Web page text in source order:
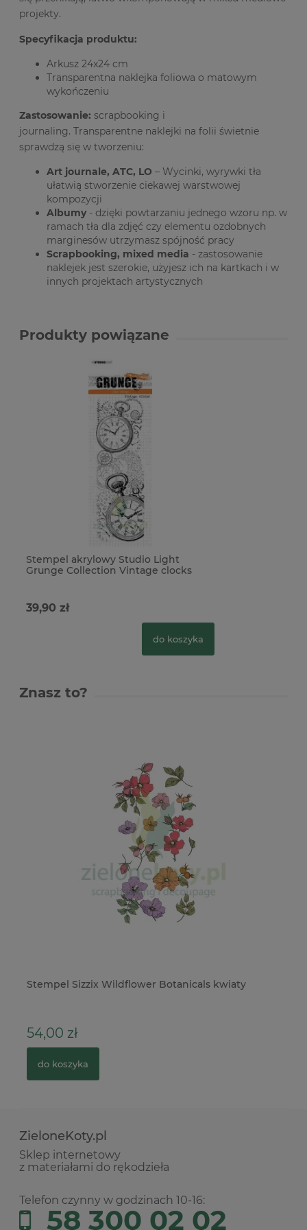
projekty.
Specyfikacja produktu:
Arkusz 24x24 cm
Transparentna naklejka foliowa o matowym
wykończeniu
Zastosowanie: scrapbooking i
journaling. Transparentne naklejki na folii świetnie
sprawdzą się w tworzeniu:
Art journale, ATC, LO – Wycinki, wyrywki tła
ułatwią stworzenie ciekawej warstwowej
kompozycji
Albumy - dzięki powtarzaniu jednego wzoru np. w
ramach tła dla zdjęć czy elementu ozdobnych
marginesów utrzymasz spójność pracy
Scrapbooking, mixed media - zastosowanie
naklejek jest szerokie, użyjesz ich na kartkach i w
innych projektach artystycznych
Produkty powiązane
Stempel akrylowy Studio Light
Grunge Collection Vintage clocks
39,90 zł
do koszyka
Znasz to?
Stempel Sizzix Wildflower Botanicals kwiaty
54,00 zł
do koszyka
ZieloneKoty.pl
Sklep internetowy
z materiałami do rękodzieła
Telefon czynny w godzinach 10-16:
58 300 02 02